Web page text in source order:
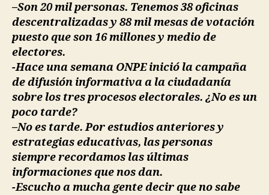
–Son 20 mil personas. Tenemos 38 oficinas
descentralizadas y 88 mil mesas de votación
puesto que son 16 millones y medio de
electores.
-Hace una semana ONPE inició la campaña
de difusión informativa a la ciudadanía
sobre los tres procesos electorales. ¿No es un
poco tarde?
–No es tarde. Por estudios anteriores y
estrategias educativas, las personas
siempre recordamos las últimas
informaciones que nos dan.
-Escucho a mucha gente decir que no sabe